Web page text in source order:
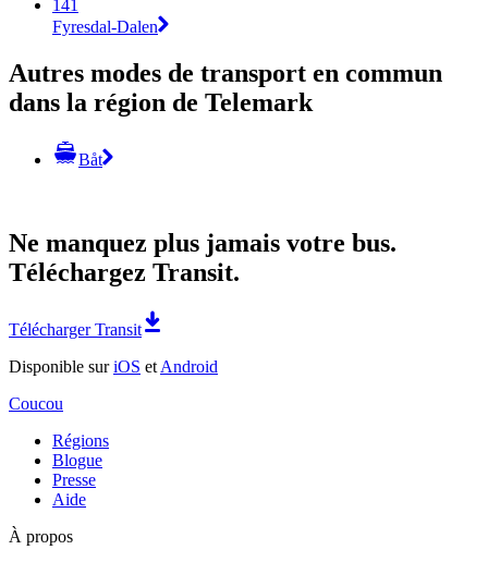
141
Fyresdal-Dalen
Autres modes de transport en commun
dans la région de Telemark
Båt
Ne manquez plus jamais votre bus.
Téléchargez Transit.
Télécharger Transit
Disponible suriOS et Android
Coucou
Régions
Blogue
Presse
Aide
À propos